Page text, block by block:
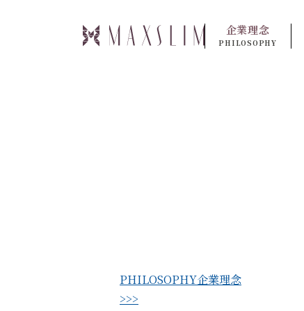
企業理念
PHILOSOPHY
PHILOSOPHY企業理念
>>>